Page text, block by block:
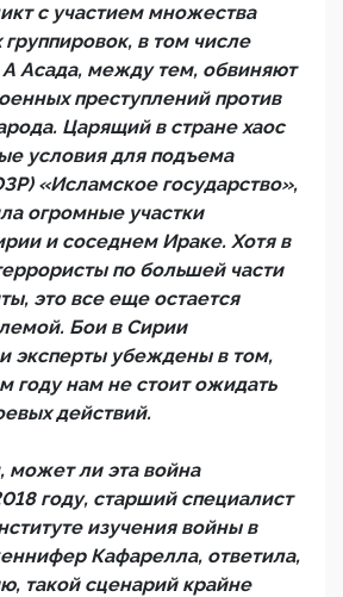
с участием множества
в том числе
Асада, между тем, обвиняют
преступлений против
Царящий в стране хаос
условия для подъема
«Исламское государство»,
огромные участки
и соседнем Ираке. Хотя в
по большей части
это все еще остается
Бои в Сирии
эксперты убеждены в том,
году нам не стоит ожидать
действий.
может ли эта война
году, старший специалист
изучения войны в
Кафарелла, ответила,
такой сценарий крайне